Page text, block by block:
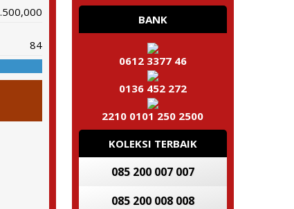
84
BANK
0612 3377 46
0136 452 272
2210 0101 250 2500
KOLEKSI TERBAIK
085 200 007 007
085 200 008 008